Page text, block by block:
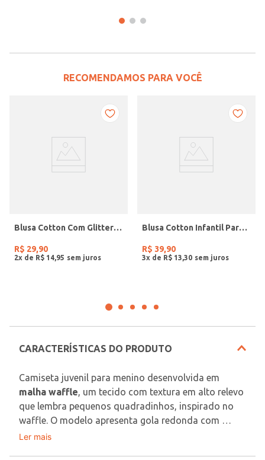
RECOMENDAMOS PARA VOCÊ
Blusa Cotton Com Glitter Infantil Para Menina- PINK
R$ 29,90
2x de R$ 14 95
Blusa Cotton Infantil Para Menina - PINK
R$ 39,90
3x de R$ 13 30
CARACTERÍSTICAS DO PRODUTO
malha waffle , um tecido com textura em alto relevo
que lembra pequenos quadradinhos, inspirado no
waffle. O modelo apresenta gola redonda com
reforço interno, mangas curtas e acabamentos
Tecido: Malha Waffle
Ler mais